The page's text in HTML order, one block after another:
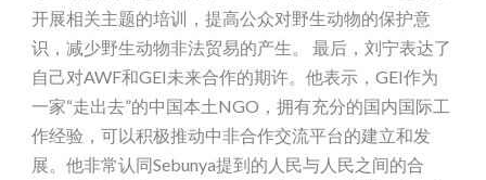
开展相关主题的培训，提高公众对野生动物的保护意
识，减少野生动物非法贸易的产生。 最后，刘宁表达了
自己对AWF和GEI未来合作的期许。他表示，GEI作为
一家“走出去”的中国本土NGO，拥有充分的国内国际工
作经验，可以积极推动中非合作交流平台的建立和发
展。他非常认同Sebunya提到的人民与人民之间的合